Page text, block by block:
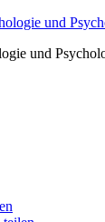
und